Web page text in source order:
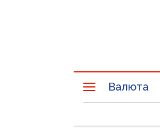
Валюта